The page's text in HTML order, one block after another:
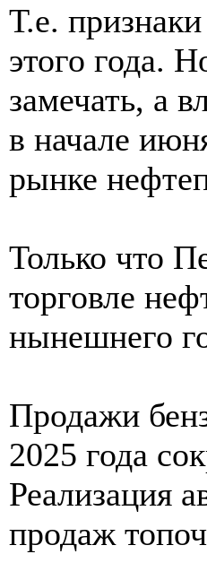
Т.е.
этого года.
замечать, а
в начале
рынке
Только что
торговле
нынешнего
Продажи
2025 года
Реализация
продаж